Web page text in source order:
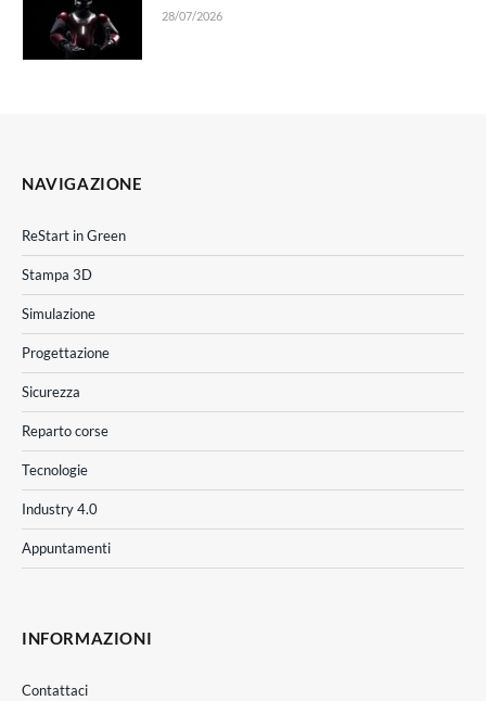
28/07/2026
NAVIGAZIONE
ReStart in Green
Stampa 3D
Simulazione
Progettazione
Sicurezza
Reparto corse
Tecnologie
Industry 4.0
Appuntamenti
INFORMAZIONI
Contattaci